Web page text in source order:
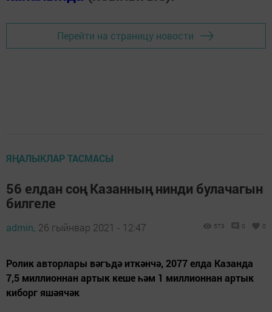
Перейти на страницу новости
ЯҢАЛЫКЛАР ТАСМАСЫ
56 елдан соң Казанның нинди булачагын
билгеле
admin, 26 гыйнвар 2021 - 12:47 573 0 0
Ролик авторлары вәгъдә иткәнчә, 2077 елда Казанда
7,5 миллионнан артык кеше һәм 1 миллионнан артык
киборг яшәячәк